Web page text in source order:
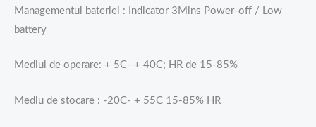
Managementul bateriei : Indicator 3Mins Power-off / Low
battery
Mediul de operare: + 5C- + 40C; HR de 15-85%
Mediu de stocare : -20C- + 55C 15-85% HR